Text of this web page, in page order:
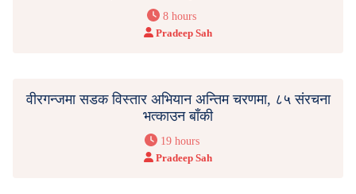
8 hours
Pradeep Sah
वीरगन्जमा सडक विस्तार अभियान अन्तिम चरणमा, ८५ संरचना
भत्काउन बाँकी
19 hours
Pradeep Sah